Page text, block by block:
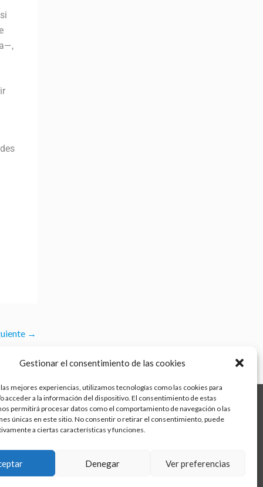
Gestionar el consentimiento de las cookies
mejores experiencias, utilizamos tecnologías como las cookies para
acceder a la información del dispositivo. El consentimiento de estas
permitirá procesar datos como el comportamiento de navegación o las
únicas en este sitio. No consentir o retirar el consentimiento, puede
a ciertas características y funciones.
Denegar Ver preferencias
→
Aviso legal
Política de cookies